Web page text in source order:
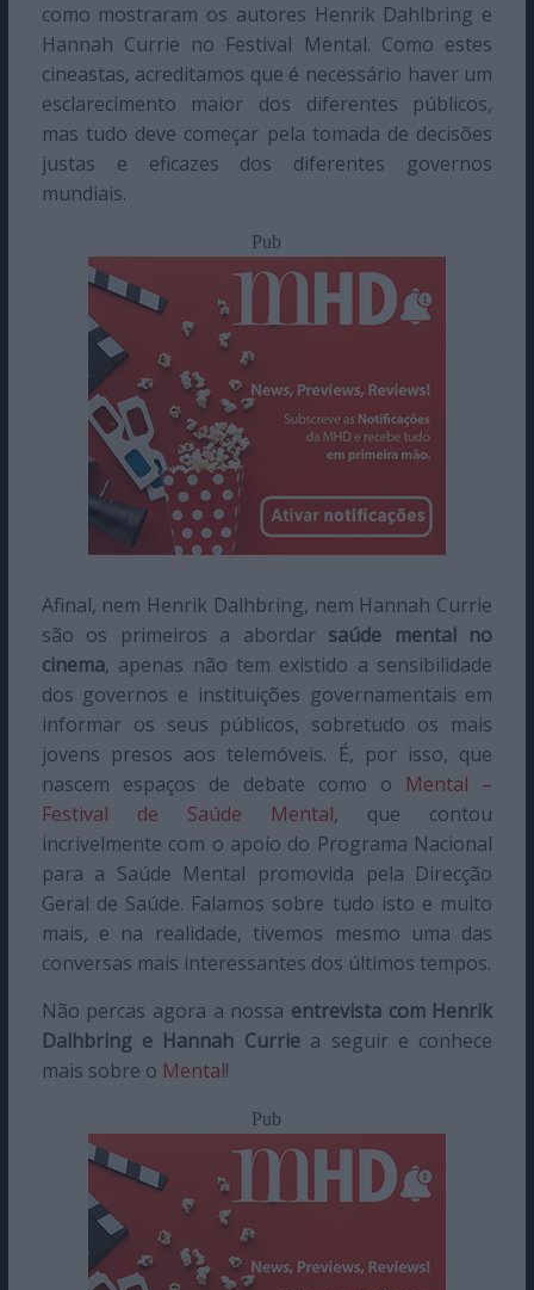
como mostraram os autores Henrik Dahlbring e
Hannah Currie no Festival Mental. Como estes
cineastas, acreditamos que é necessário haver um
esclarecimento maior dos diferentes públicos,
mas tudo deve começar pela tomada de decisões
justas e eficazes dos diferentes governos
mundiais.
Pub
Afinal, nem Henrik Dalhbring, nem Hannah Currie
são os primeiros a abordar saúde mental no
cinema, apenas não tem existido a sensibilidade
dos governos e instituições governamentais em
informar os seus públicos, sobretudo os mais
jovens presos aos telemóveis. É, por isso, que
nascem espaços de debate como o Mental –
Festival de Saúde Mental, que contou
incrivelmente com o apoio do Programa Nacional
para a Saúde Mental promovida pela Direcção
Geral de Saúde. Falamos sobre tudo isto e muito
mais, e na realidade, tivemos mesmo uma das
conversas mais interessantes dos últimos tempos.
Não percas agora a nossa entrevista com Henrik
Dalhbring e Hannah Curriea seguir e conhece
mais sobre o Mental!
Pub